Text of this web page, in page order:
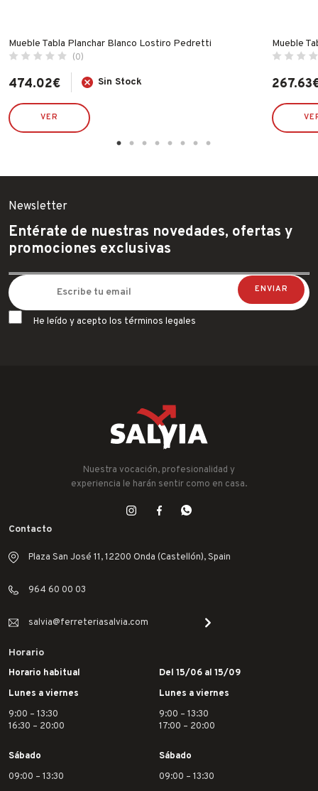
Mueble Tabla Planchar Blanco Lostiro Pedretti
(0)
474.02€ Sin Stock
VER
Mueble
267.63
Newsletter
Entérate de nuestras novedades, ofertas y
promociones exclusivas
He leído y acepto los términos legales
Nuestra vocación, profesionalidad y
experiencia le harán sentir como en casa.
Contacto
Plaza San José 11, 12200 Onda (Castellón), Spain
964 60 00 03
salvia@ferreteriasalvia.com
Horario
Horario habitual
Lunes a viernes
9:00 – 13:30
16:30 – 20:00
Sábado
09:00 – 13:30
Del 15/06 al 15/09
Lunes a viernes
9:00 – 13:30
17:00 – 20:00
Sábado
09:00 – 13:30